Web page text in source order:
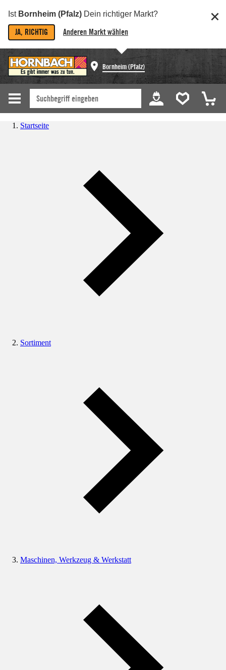
Ist Bornheim (Pfalz) Dein richtiger Markt?
JA, RICHTIG Anderen Markt wählen
Bornheim (Pfalz)
Startseite
Sortiment
Maschinen, Werkzeug & Werkstatt